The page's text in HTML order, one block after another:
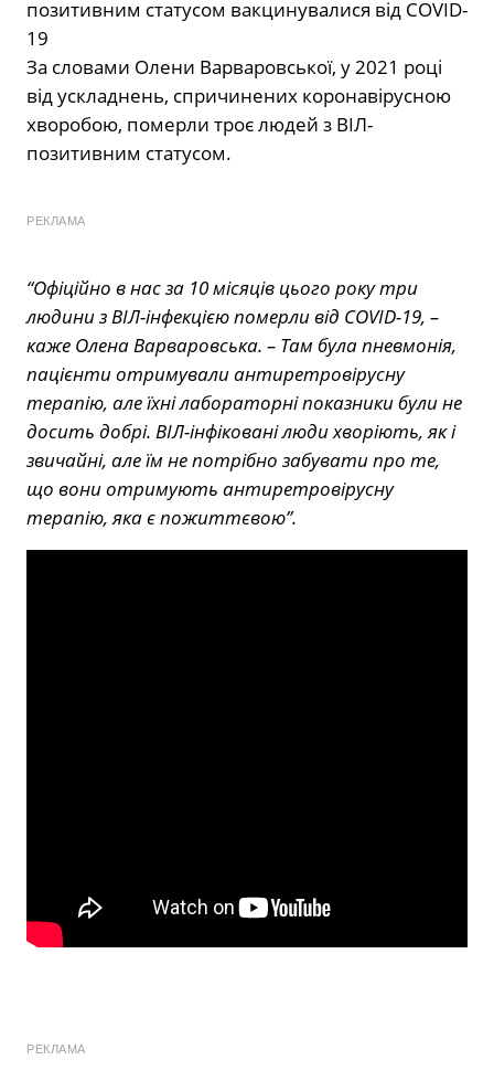
За словами Олени Варваровської, у 2021 році
від ускладнень, спричинених коронавірусною
хворобою, померли троє людей з ВІЛ-
позитивним статусом.
РЕКЛАМА
“Офіційно в нас за 10 місяців цього року три
людини з ВІЛ-інфекцією померли від COVID-19, –
каже Олена Варваровська. – Там була пневмонія,
пацієнти отримували антиретровірусну
терапію, але їхні лабораторні показники були не
досить добрі. ВІЛ-інфіковані люди хворіють, як і
звичайні, але їм не потрібно забувати про те,
що вони отримують антиретровірусну
терапію, яка є пожиттєвою”.
РЕКЛАМА